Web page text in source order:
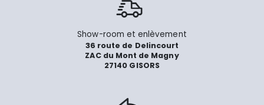
Show-room et enlèvement
36 route de Delincourt
ZAC du Mont de Magny
27140 GISORS